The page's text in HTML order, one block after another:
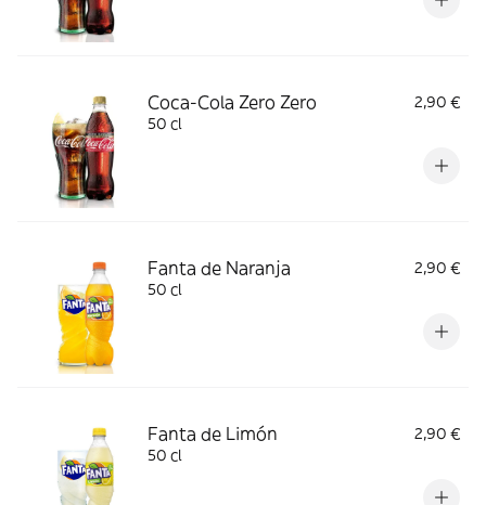
Coca-Cola Zero Zero
2,90 €
50 cl
Fanta de Naranja
2,90 €
50 cl
Fanta de Limón
2,90 €
50 cl